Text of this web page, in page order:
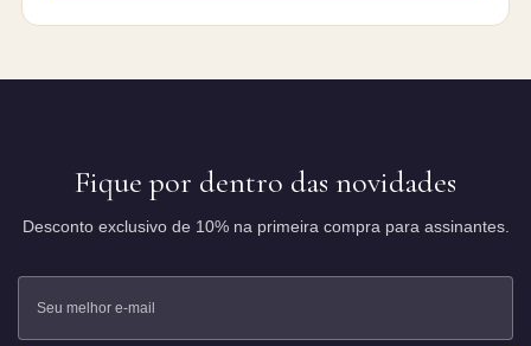
Fique por dentro das novidades
Desconto exclusivo de 10% na primeira compra para assinantes.